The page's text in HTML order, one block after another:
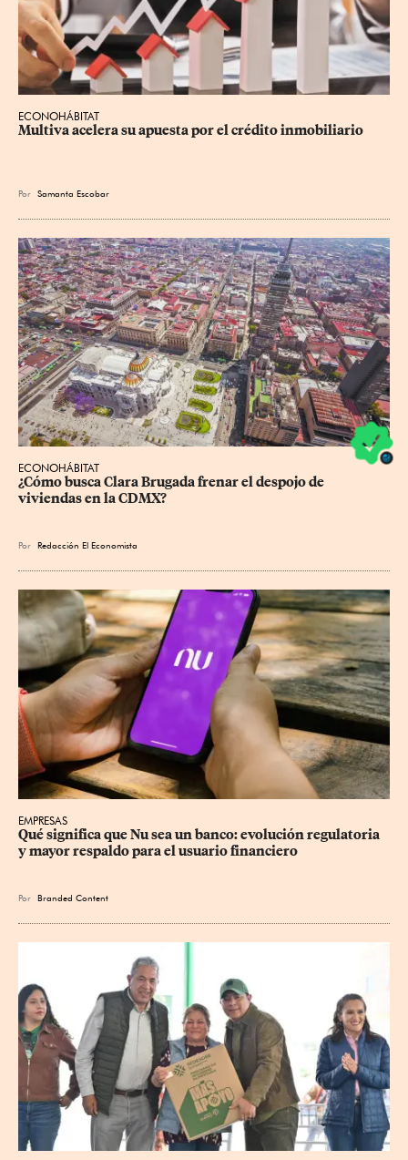
ECONOHÁBITAT
Multiva acelera su apuesta por el crédito inmobiliario
Por Samanta Escobar
ECONOHÁBITAT
¿Cómo busca Clara Brugada frenar el despojo de
viviendas en la CDMX?
Por Redacción El Economista
EMPRESAS
Qué significa que Nu sea un banco: evolución regulatoria
y mayor respaldo para el usuario financiero
Por Branded Content